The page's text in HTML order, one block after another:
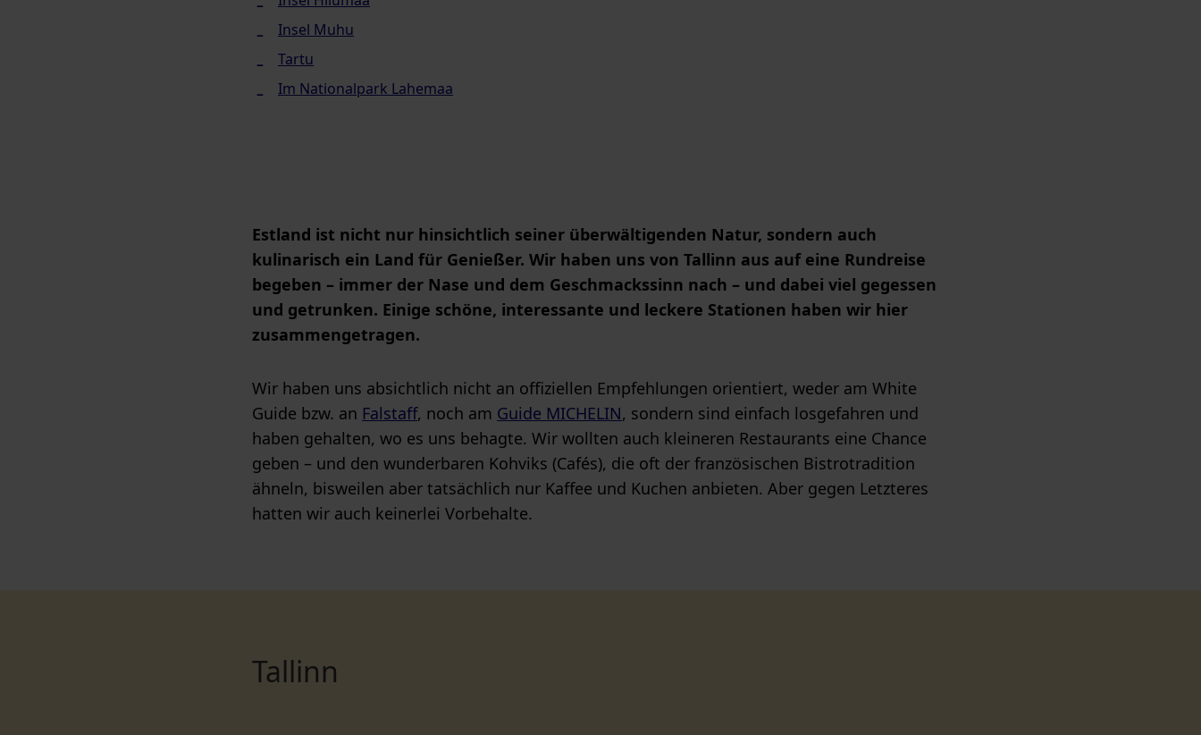
Insel Muhu
Tartu
Im Nationalpark Lahemaa
Estland ist nicht nur hinsichtlich seiner überwältigenden Natur, sondern auch
kulinarisch ein Land für Genießer. Wir haben uns von Tallinn aus auf eine Rundreise
begeben – immer der Nase und dem Geschmackssinn nach – und dabei viel gegessen
und getrunken. Einige schöne, interessante und leckere Stationen haben wir hier
zusammengetragen.
Wir haben uns absichtlich nicht an offiziellen Empfehlungen orientiert, weder am White
Guide bzw. an Falstaff, noch am Guide MICHELIN, sondern sind einfach losgefahren und
haben gehalten, wo es uns behagte. Wir wollten auch kleineren Restaurants eine Chance
geben – und den wunderbaren Kohviks (Cafés), die oft der französischen Bistrotradition
ähneln, bisweilen aber tatsächlich nur Kaffee und Kuchen anbieten. Aber gegen Letzteres
hatten wir auch keinerlei Vorbehalte.
Tallinn